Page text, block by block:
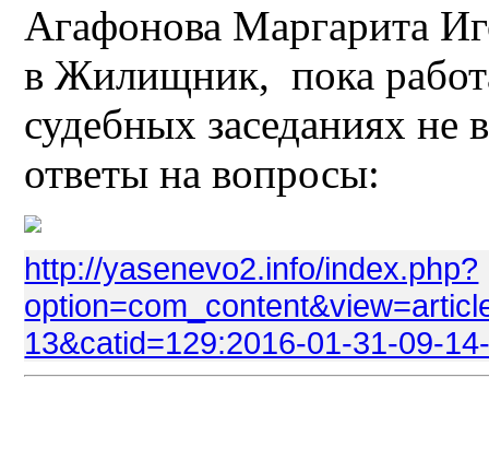
Агафонова Маргарита
в Жилищник, пока
судебных заседаниях не
ответы на вопросы:
http://yasenevo2.info/index.php?
13&catid=129:2016-01-31-09-